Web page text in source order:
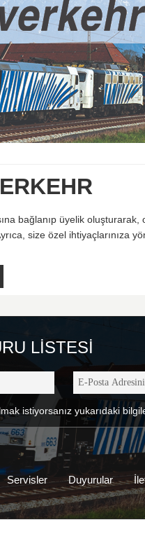
bağlanıp üyelik
size özel ihtiyaçlarınıza
LISTESI
istiyorsanız yukarıdaki
Servisler Duyurular